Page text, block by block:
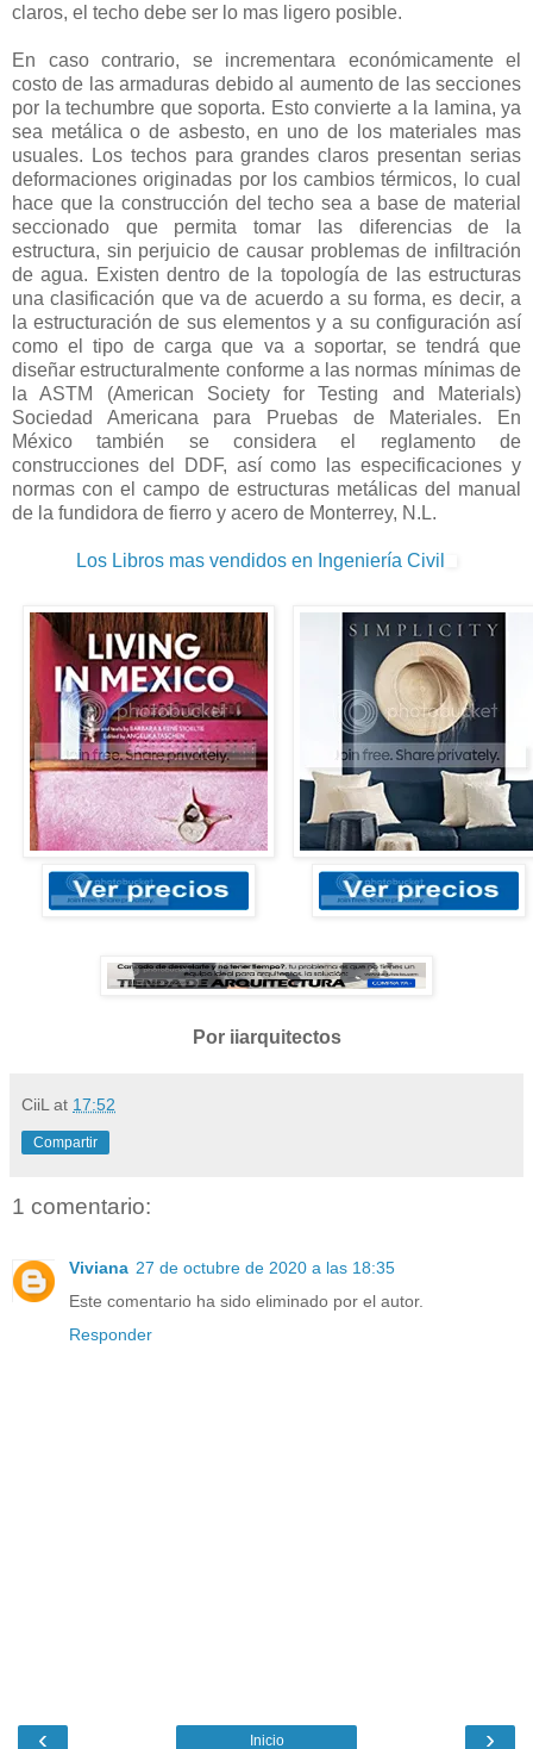
claros, el techo debe ser lo mas ligero posible.
En caso contrario, se incrementara económicamente el
costo de las armaduras debido al aumento de las secciones
por la techumbre que soporta. Esto convierte a la lamina, ya
sea metálica o de asbesto, en uno de los materiales mas
usuales. Los techos para grandes claros presentan serias
deformaciones originadas por los cambios térmicos, lo cual
hace que la construcción del techo sea a base de material
seccionado que permita tomar las diferencias de la
estructura, sin perjuicio de causar problemas de infiltración
de agua. Existen dentro de la topología de las estructuras
una clasificación que va de acuerdo a su forma, es decir, a
la estructuración de sus elementos y a su configuración así
como el tipo de carga que va a soportar, se tendrá que
diseñar estructuralmente conforme a las normas mínimas de
la ASTM (American Society for Testing and Materials)
Sociedad Americana para Pruebas de Materiales. En
México también se considera el reglamento de
construcciones del DDF, así como las especificaciones y
normas con el campo de estructuras metálicas del manual
de la fundidora de fierro y acero de Monterrey, N.L.
Los Libros mas vendidos en Ingeniería Civil
Por iiarquitectos
CiiL at 17:52
Compartir
1 comentario:
Viviana 27 de octubre de 2020 a las 18:35
Este comentario ha sido eliminado por el autor.
Responder
‹ ›
Inicio